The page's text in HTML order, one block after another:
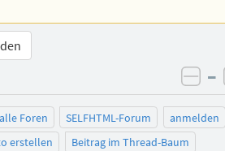
–
alle Foren SELFHTML-Forum
anmelden
erstellen
Beitrag im Thread-Baum